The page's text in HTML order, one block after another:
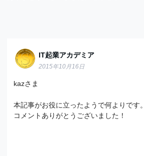
IT起業アカデミア
2015年10月16日
kazさま
本記事がお役に立ったようで何よりです。
コメントありがとうございました！